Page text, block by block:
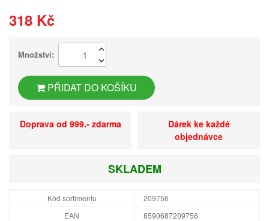
318 Kč
Množství:
PŘIDAT DO KOŠÍKU
Doprava od 999.- zdarma
Dárek ke každé
objednávce
SKLADEM
Kód sortimentu
209756
EAN
8590687209756